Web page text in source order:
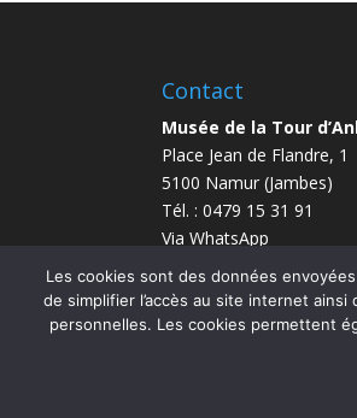
Contact
Musée de la Tour
Place Jean de Flandre, 1
5100 Namur (Jambes)
Tél. : 0479 15 31 91
Via WhatsApp
info@anhaive.be
Les cookies sont des données
de simplifier l’accès au site internet
personnelles. Les cookies permettent